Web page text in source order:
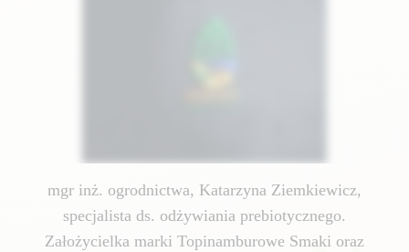
mgr inż. ogrodnictwa, Katarzyna Ziemkiewicz,
specjalista ds. odżywiania prebiotycznego.
Założycielka marki Topinamburowe Smaki oraz